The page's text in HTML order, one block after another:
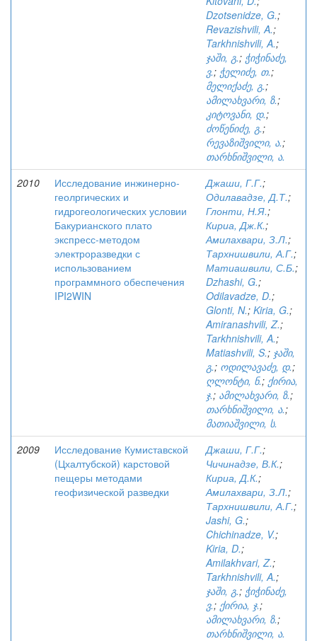
Dzotsenidze, G.;
Revazishvili, A.;
Tarkhnishvili, A.;
ჯაში, გ.; ჭიჭინაძე,
ვ.; ჭელიძე, თ.;
მელიქაძე, გ.;
ამილახვარი, ზ.;
კიტოვანი, დ.;
ძოწენიძე, გ.;
რევაზიშვილი, ა.;
თარხნიშვილი, ა.
2010
Исследование инжинерно-
геолргических и
гидрогеологических условии
Бакурианского плато
экспресс-методом
электроразведки с
использованием
программного обеспечения
IPI2WIN
Джаши, Г.Г.;
Одилавадзе, Д.Т.;
Глонти, Н.Я.;
Кириа, Дж.К.;
Амилахвари, З.Л.;
Тархнишвили, А.Г.;
Матиашвили, С.Б.;
Dzhashi, G.;
Odilavadze, D.;
Glonti, N.; Kiria, G.;
Amiranashvili, Z.;
Tarkhnishvili, A.;
Matiashvili, S.; ჯაში,
გ.; ოდილავაძე, დ.;
ღლონტი, ნ.; ქირია,
ჯ.; ამილახვარი, ზ.;
თარხნიშვილი, ა.;
მათიაშვილი, ს.
2009
Исследование Кумиставской
(Цхалтубской) карстовой
пещеры методами
геофизической разведки
Джаши, Г.Г.;
Чичинадзе, В.К.;
Кириа, Д.К.;
Амилахвари, З.Л.;
Тархнишвили, А.Г.;
Jashi, G.;
Chichinadze, V.;
Kiria, D.;
Amilakhvari, Z.;
Tarkhnishvili, A.;
ჯაში, გ.; ჭიჭინაძე,
ვ.; ქირია, ჯ.;
ამილახვარი, ზ.;
თარხნიშვილი, ა.